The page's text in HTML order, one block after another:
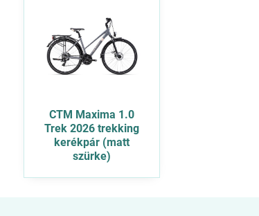
CTM Maxima 1.0
Trek 2026 trekking
kerékpár (matt
szürke)